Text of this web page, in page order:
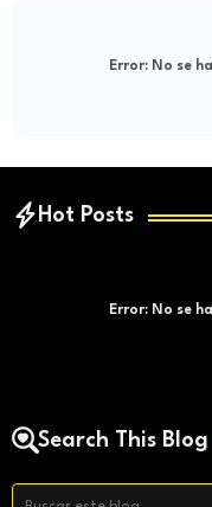
Error:No se
Hot Posts
Error:No se
Search This Blog